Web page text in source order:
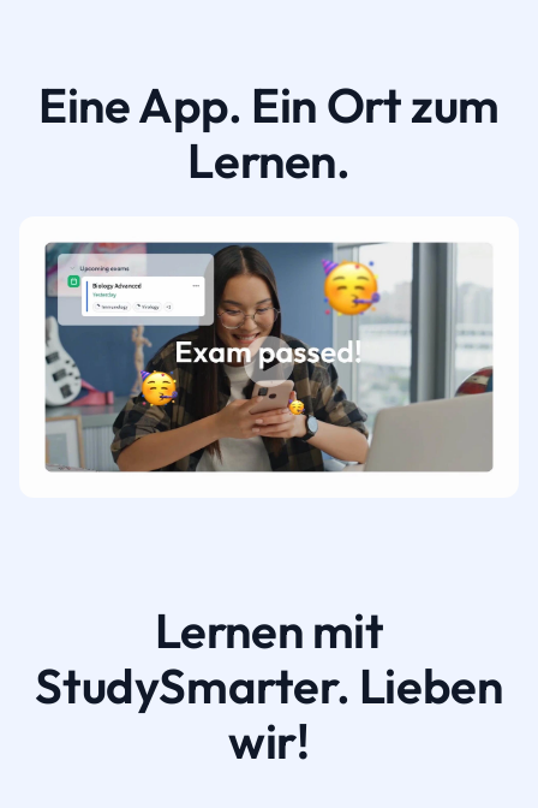
Eine App. Ein Ort zum
Lernen.
Lernen mit
StudySmarter. Lieben
wir!